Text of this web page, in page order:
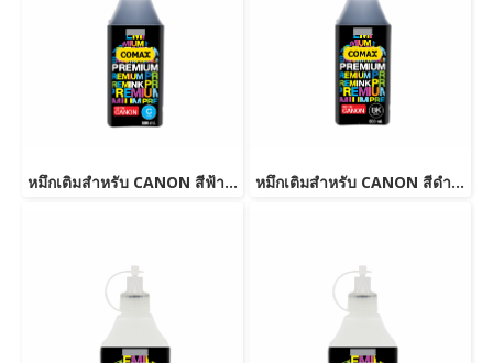
หมึกเติมสำหรับ CANON สีฟ้า 500 ml. โคแมกซ์ หมึกเติมสำหรับ CANON สีดำ 500 ml. โคแมกซ์